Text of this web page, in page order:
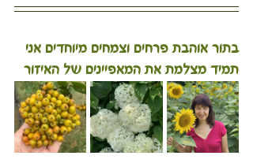
בתור אוהבת פרחים וצמחים מיוחדים אני
תמיד מצלמת את המאפיינים של האיזור